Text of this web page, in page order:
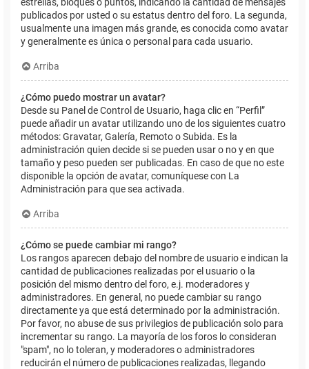
publicados por usted o su estatus dentro del foro. La segunda,
usualmente una imagen más grande, es conocida como avatar
y generalmente es única o personal para cada usuario.
Arriba
¿Cómo puedo mostrar un avatar?
Desde su Panel de Control de Usuario, haga clic en “Perfil”
puede añadir un avatar utilizando uno de los siguientes cuatro
métodos: Gravatar, Galería, Remoto o Subida. Es la
administración quien decide si se pueden usar o no y en que
tamaño y peso pueden ser publicadas. En caso de que no este
disponible la opción de avatar, comuníquese con La
Administración para que sea activada.
Arriba
¿Cómo se puede cambiar mi rango?
Los rangos aparecen debajo del nombre de usuario e indican la
cantidad de publicaciones realizadas por el usuario o la
posición del mismo dentro del foro, e.j. moderadores y
administradores. En general, no puede cambiar su rango
directamente ya que está determinado por la administración.
Por favor, no abuse de sus privilegios de publicación solo para
incrementar su rango. La mayoría de los foros lo consideran
"spam", no lo toleran, y moderadores o administradores
reducirán el número de publicaciones realizadas, llegando